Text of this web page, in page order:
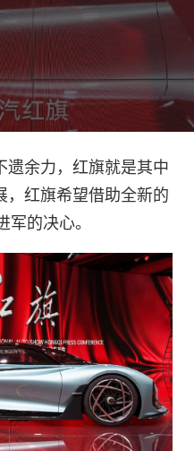
遗余力，红旗就是其中
，红旗希望借助全新的
的决心。